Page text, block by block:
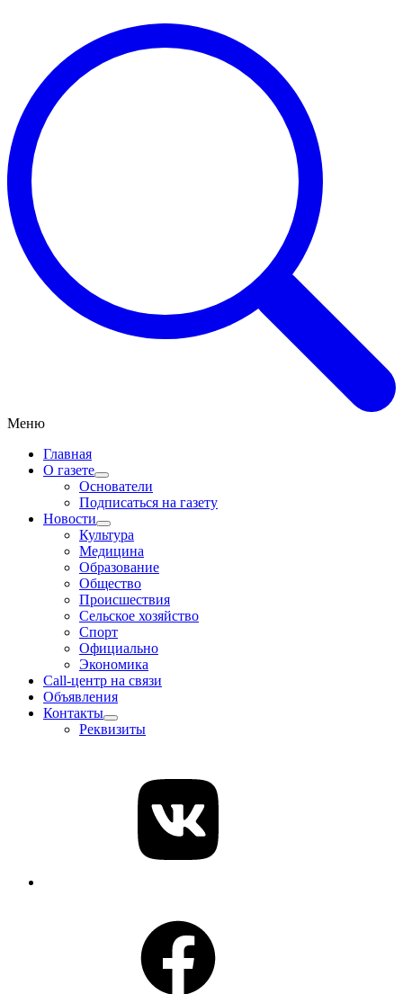
Меню
Главная
О газете
Основатели
Подписаться на газету
Новости
Культура
Медицина
Образование
Общество
Происшествия
Сельское хозяйство
Спорт
Официально
Экономика
Call-центр на связи
Объявления
Контакты
Реквизиты